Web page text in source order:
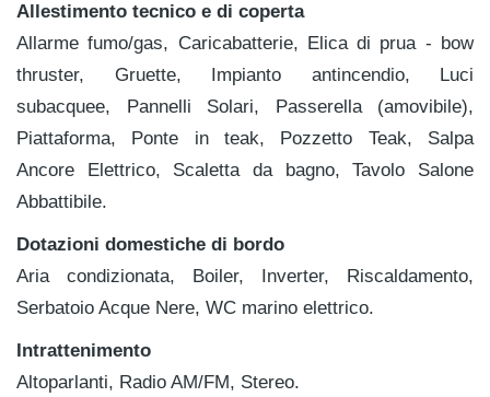
Allestimento tecnico e di coperta
Allarme fumo/gas, Caricabatterie, Elica di prua - bow
thruster, Gruette, Impianto antincendio, Luci
subacquee, Pannelli Solari, Passerella (amovibile),
Piattaforma, Ponte in teak, Pozzetto Teak, Salpa
Ancore Elettrico, Scaletta da bagno, Tavolo Salone
Abbattibile.
Dotazioni domestiche di bordo
Aria condizionata, Boiler, Inverter, Riscaldamento,
Serbatoio Acque Nere, WC marino elettrico.
Intrattenimento
Altoparlanti, Radio AM/FM, Stereo.